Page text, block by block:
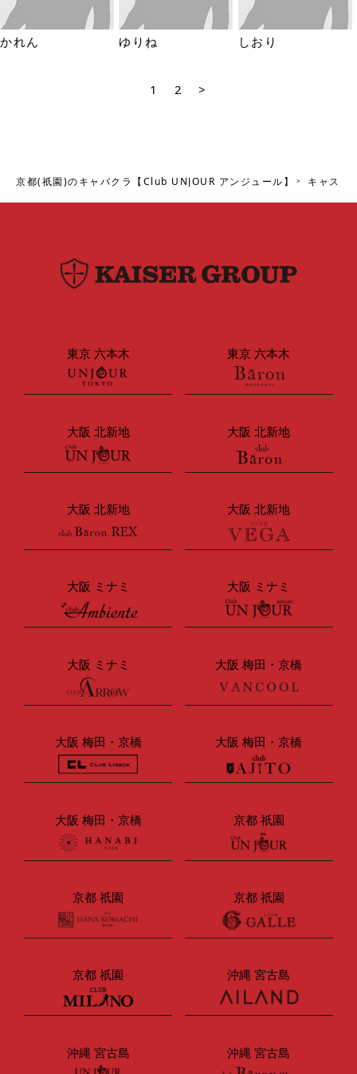
かれん ゆりね しおり
1 2 >
京都(祇園)のキャバクラ【Club UNJOUR アンジュール】 キャスト
東京 六本木 東京 六本木
大阪 北新地 大阪 北新地
大阪 北新地 大阪 北新地
大阪 ミナミ 大阪 ミナミ
大阪 ミナミ 大阪 梅田・京橋
大阪 梅田・京橋 大阪 梅田・京橋
大阪 梅田・京橋 京都 祇園
京都 祇園 京都 祇園
京都 祇園 沖縄 宮古島
沖縄 宮古島 沖縄 宮古島